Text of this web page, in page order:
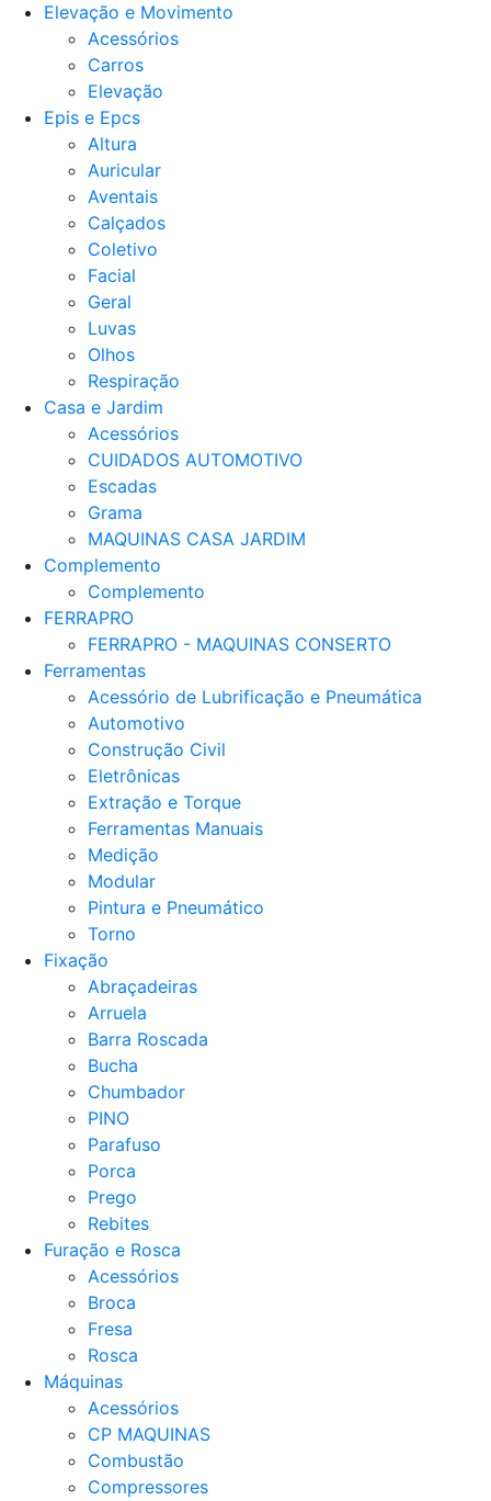
Elevação e Movimento
Acessórios
Carros
Elevação
Epis e Epcs
Altura
Auricular
Aventais
Calçados
Coletivo
Facial
Geral
Luvas
Olhos
Respiração
Casa e Jardim
Acessórios
CUIDADOS AUTOMOTIVO
Escadas
Grama
MAQUINAS CASA JARDIM
Complemento
Complemento
FERRAPRO
FERRAPRO - MAQUINAS CONSERTO
Ferramentas
Acessório de Lubrificação e Pneumática
Automotivo
Construção Civil
Eletrônicas
Extração e Torque
Ferramentas Manuais
Medição
Modular
Pintura e Pneumático
Torno
Fixação
Abraçadeiras
Arruela
Barra Roscada
Bucha
Chumbador
PINO
Parafuso
Porca
Prego
Rebites
Furação e Rosca
Acessórios
Broca
Fresa
Rosca
Máquinas
Acessórios
CP MAQUINAS
Combustão
Compressores